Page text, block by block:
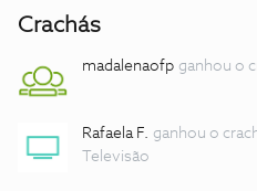
Crachás
madalenaofp ganhou o
Rafaela F. ganhou o
Televisão